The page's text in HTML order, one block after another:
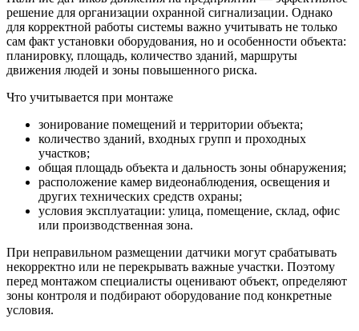
решение для организации охранной сигнализации. Однако
для корректной работы системы важно учитывать не только
сам факт установки оборудования, но и особенности объекта:
планировку, площадь, количество зданий, маршруты
движения людей и зоны повышенного риска.
Что учитывается при монтаже
зонирование помещений и территории объекта;
количество зданий, входных групп и проходных
участков;
общая площадь объекта и дальность зоны обнаружения;
расположение камер видеонаблюдения, освещения и
других технических средств охраны;
условия эксплуатации: улица, помещение, склад, офис
или производственная зона.
При неправильном размещении датчики могут срабатывать
некорректно или не перекрывать важные участки. Поэтому
перед монтажом специалисты оценивают объект, определяют
зоны контроля и подбирают оборудование под конкретные
условия.